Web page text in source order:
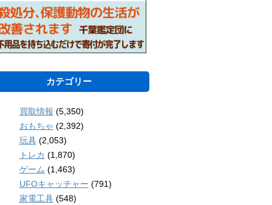
カテゴリー
買取情報 (5,350)
おもちゃ (2,392)
玩具(2,053)
トレカ (1,870)
ゲーム (1,463)
UFOキャッチャー (791)
家電工具(548)